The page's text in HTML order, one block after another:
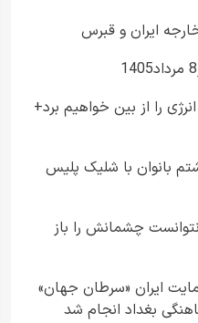
ایران و قبرس
را از بین خواهیم برد+
بانوان با شلیک پلیس
چشمانش را باز
ایران «سرطان جهان»
بغداد انجام شد